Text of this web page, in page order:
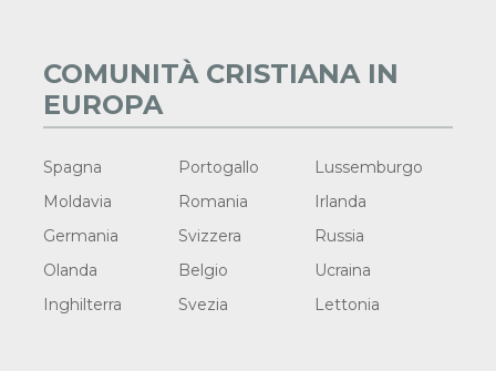
COMUNITÀ CRISTIANA IN
EUROPA
Spagna Portogallo
Lussemburgo
Moldavia
Romania
Irlanda
Germania
Svizzera
Russia
Olanda
Belgio
Ucraina
Inghilterra
Svezia Lettonia